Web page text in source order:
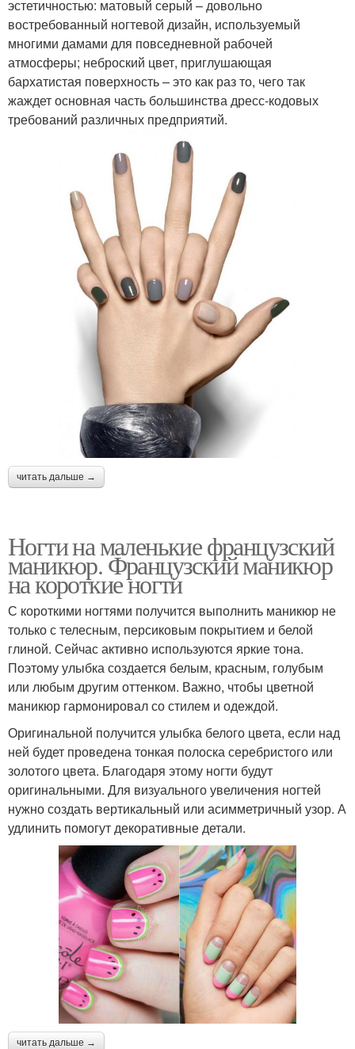
эстетичностью: матовый серый – довольно
востребованный ногтевой дизайн, используемый
многими дамами для повседневной рабочей
атмосферы; неброский цвет, приглушающая
бархатистая поверхность – это как раз то, чего так
жаждет основная часть большинства дресс-кодовых
требований различных предприятий.
читать дальше →
Ногти на маленькие французский
маникюр. Французский маникюр
на короткие ногти
С короткими ногтями получится выполнить маникюр не
только с телесным, персиковым покрытием и белой
глиной. Сейчас активно используются яркие тона.
Поэтому улыбка создается белым, красным, голубым
или любым другим оттенком. Важно, чтобы цветной
маникюр гармонировал со стилем и одеждой.
Оригинальной получится улыбка белого цвета, если над
ней будет проведена тонкая полоска серебристого или
золотого цвета. Благодаря этому ногти будут
оригинальными. Для визуального увеличения ногтей
нужно создать вертикальный или асимметричный узор. А
удлинить помогут декоративные детали.
читать дальше →